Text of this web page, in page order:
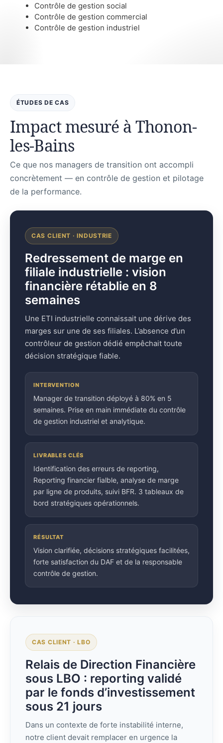
Contrôle de gestion social
Contrôle de gestion commercial
Contrôle de gestion industriel
ÉTUDES DE CAS
Impact mesuré à Thonon-
les-Bains
Ce que nos managers de transition ont accompli
concrètement — en contrôle de gestion et pilotage
de la performance.
CAS CLIENT · INDUSTRIE
Redressement de marge en
filiale industrielle : vision
financière rétablie en 8
semaines
Une ETI industrielle connaissait une dérive des
marges sur une de ses filiales. L’absence d’un
contrôleur de gestion dédié empêchait toute
décision stratégique fiable.
INTERVENTION
Manager de transition déployé à 80% en 5
semaines. Prise en main immédiate du contrôle
de gestion industriel et analytique.
LIVRABLES CLÉS
Identification des erreurs de reporting,
Reporting financier fialble, analyse de marge
par ligne de produits, suivi BFR. 3 tableaux de
bord stratégiques opérationnels.
RÉSULTAT
Vision clarifiée, décisions stratégiques facilitées,
forte satisfaction du DAF et de la responsable
contrôle de gestion.
CAS CLIENT · LBO
Relais de Direction Financière
sous LBO : reporting validé
par le fonds d’investissement
sous 21 jours
Dans un contexte de forte instabilité interne,
notre client devait remplacer en urgence la